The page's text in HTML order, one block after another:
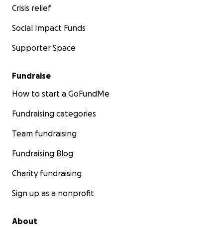
Crisis relief
Social Impact Funds
Supporter Space
Fundraise
How to start a GoFundMe
Fundraising categories
Team fundraising
Fundraising Blog
Charity fundraising
Sign up as a nonprofit
About